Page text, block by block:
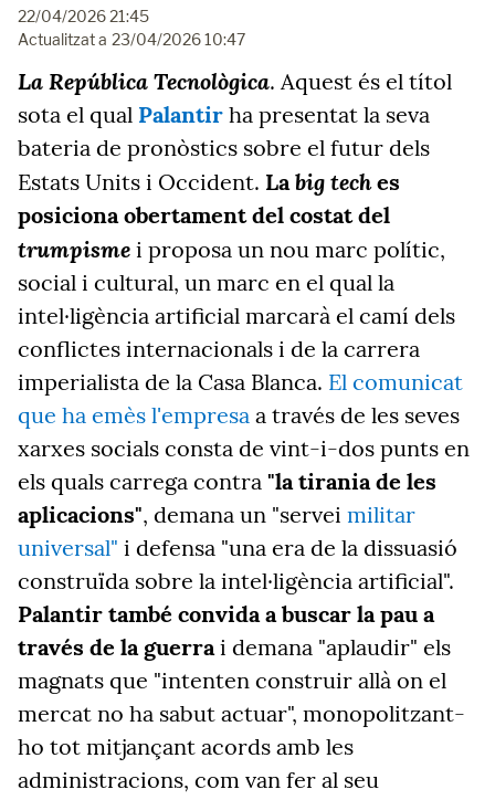
22/04/2026 21:45
Actualitzat a 23/04/2026 10:47
La República Tecnològica. Aquest és el títol
sota el qual Palantir ha presentat la seva
bateria de pronòstics sobre el futur dels
Estats Units i Occident. Labig teches
posiciona obertament del costat del
trumpisme i proposa un nou marc polític,
social i cultural, un marc en el qual la
intel·ligència artificial marcarà el camí dels
conflictes internacionals i de la carrera
imperialista de la Casa Blanca. El comunicat
que ha emès l'empresa a través de les seves
xarxes socials consta de vint-i-dos punts en
els quals carrega contra "la tirania de les
aplicacions", demana un "servei militar
universal" i defensa "una era de la dissuasió
construïda sobre la intel·ligència artificial".
Palantir també convida a buscar la pau a
través de la guerrai demana "aplaudir" els
magnats que "intenten construir allà on el
mercat no ha sabut actuar", monopolitzant-
ho tot mitjançant acords amb les
administracions, com van fer al seu